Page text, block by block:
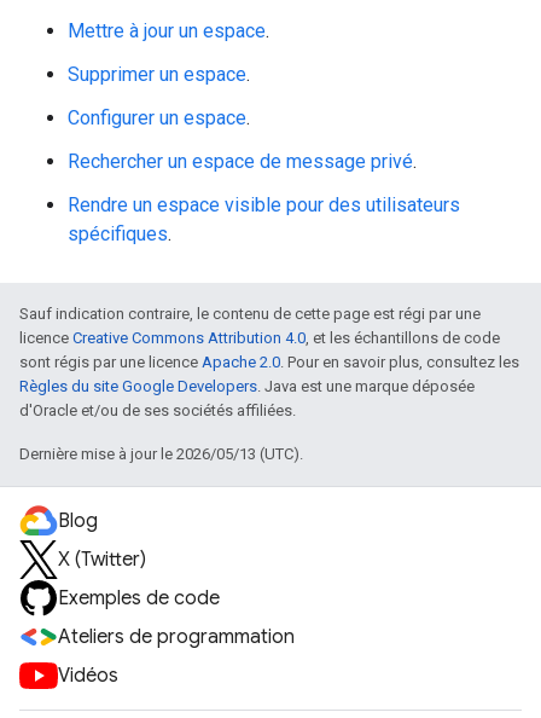
Mettre à jour un espace.
Supprimer un espace.
Configurer un espace.
Rechercher un espace de message privé.
Rendre un espace visible pour des utilisateurs
spécifiques.
Sauf indication contraire, le contenu de cette page est régi par une
licence Creative Commons Attribution 4.0, et les échantillons de code
sont régis par une licence Apache 2.0. Pour en savoir plus, consultez les
Règles du site Google Developers. Java est une marque déposée
d'Oracle et/ou de ses sociétés affiliées.
Dernière mise à jour le 2026/05/13 (UTC).
Blog
X (Twitter)
Exemples de code
Ateliers de programmation
Vidéos